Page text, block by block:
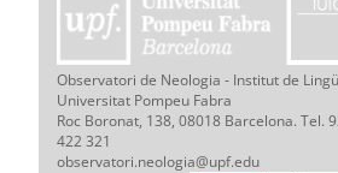
Observatori de Neologia - Institut de
Universitat Pompeu Fabra
Roc Boronat, 138, 08018 Barcelona. Tel.
422 321
observatori.neologia@upf.edu